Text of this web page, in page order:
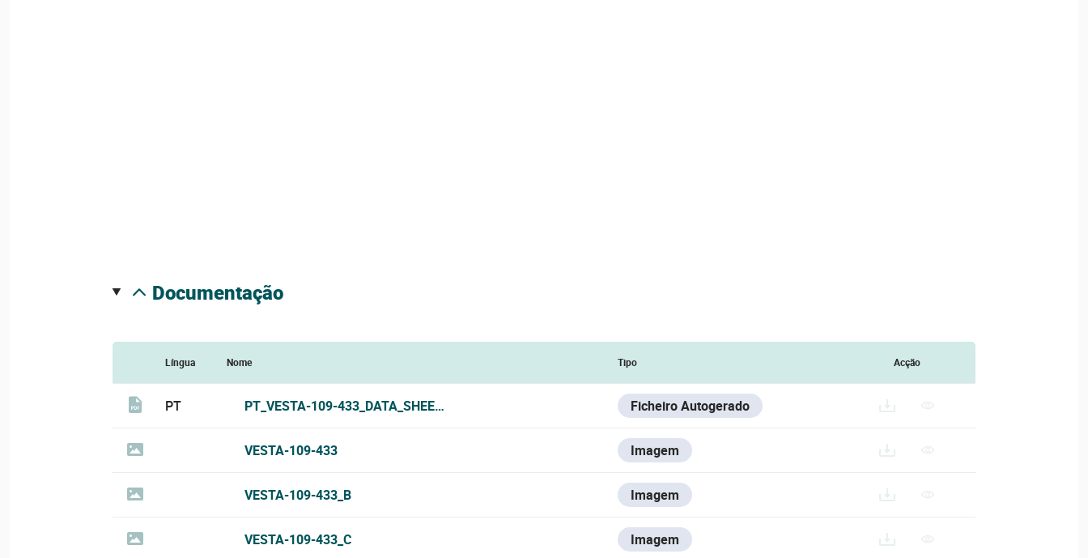
documentação
Língua Nome Tipo Acção
PT PT_VESTA-109-433_DATA_SHEET.PDF Ficheiro Autogerado
VESTA-109-433 Imagem
VESTA-109-433_B Imagem
VESTA-109-433_C Imagem